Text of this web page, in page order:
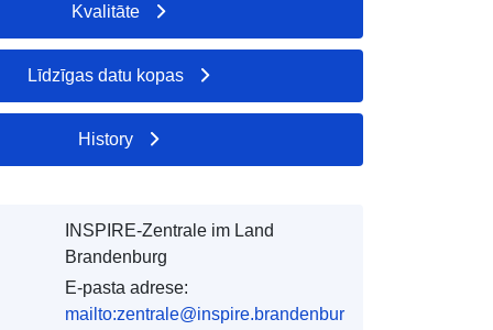
Kvalitāte
Līdzīgas datu kopas
History
INSPIRE-Zentrale im Land
Brandenburg
E-pasta adrese:
mailto:zentrale@inspire.brandenbur